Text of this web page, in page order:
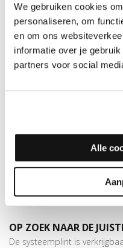
We gebruiken cookies
personaliseren, om
en om ons
informatie over je
partners voor social
Alle
DUO-
Dit 30 mm duo-
24,5 mm breed en 200 cm
dan175 kleuren folie
plakstrips, waardoor het
in
In deze kleur is ook een
Let op:houd rekening met
OP ZOEK NAAR DE
De systeemplint is